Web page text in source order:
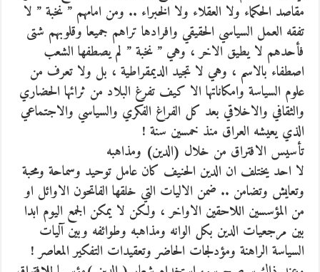
مقاصد الحكماء ولا العقلاء ولا الخبراء .. ومن امامهم ” نخبة ” لا
تفقه العمل السياسي الحقيقي وافرادها تراهم جميعا وقلوبهم شتى
فأحدهم لا يطيق الاخر ، وهي ” نخبة ” لم يصطفها الشعب
اصطفاء بالاسم ، وهي لا تجيد الديمقراطية ، بل ولا تعرف من
علوم السياسة وامكاناتها الا كيف تفرغ البلاد من ثرائها الحضاري
والثقافي والاخلاقي بعد كل الفراغ الفكري والسياسي والاجتماعي
الذي يعيشه العراق منذ خمسين سنة !
تأسيس الافتراق من خلال (الدين) ومذاهبه
لا احد يختلف ان الدين الحنيف كان عامل توحيد وسماحة ومحبة
وتعايش وتضامن .. ضمن الاليات التي خلقها الفاتحون الاوائل او
من المؤسسين اللاحقين الاواخر ، ولكن لا يمكن الجمع اليوم ابدا
بين مرجعيات الدين بكل الوانه ومذاهبه وطوائفه وبين آليات
السياسة الراهنة ومؤدلجات الحاضر وتعقيدات التفكير المعاصر !